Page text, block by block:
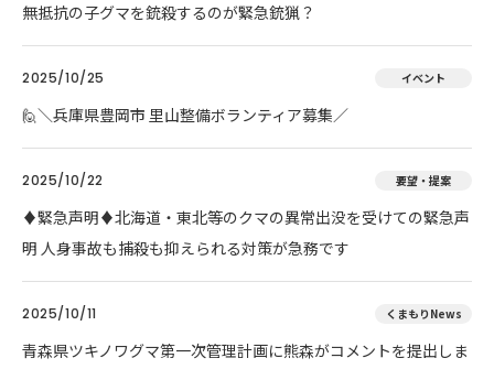
無抵抗の子グマを銃殺するのが緊急銃猟？
2025/10/25 イベント
🙋＼兵庫県豊岡市 里山整備ボランティア募集／
2025/10/22 要望・提案
♦️緊急声明♦️北海道・東北等のクマの異常出没を受けての緊急声
明 人身事故も捕殺も抑えられる対策が急務です
2025/10/11 くまもりNews
青森県ツキノワグマ第一次管理計画に熊森がコメントを提出しま